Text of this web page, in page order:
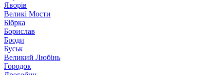
Яворів
Великі Мости
Бібрка
Борислав
Броди
Буськ
Великий Любінь
Городок